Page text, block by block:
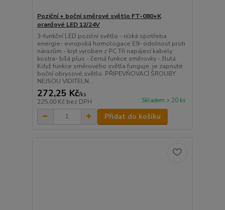
Poziční + boční směrové světlo FT-080+K
oranžové LED 12/24V
3-funkční LED poziční světlo - nízká spotřeba
energie- evropská homologace E9- odolnost proti
nárazům - kryt vyroben z PC Tři napájecí kabely:
kostra- bílá plus - černá funkce směrovky - žlutá
Když funkce směrového světla funguje, je zapnuté
boční obrysové světlo. PŘIPEVŇOVACÍ ŠROUBY
NEJSOU VIDITELN...
272,25 Kč/ks
225,00 Kč bez DPH Skladem > 20 ks
Přidat do košíku